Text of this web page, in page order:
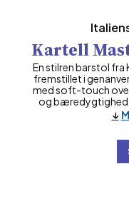
Kartell
En stilren barstol fra
fremstillet i
med soft-touch
og bæredygtighed